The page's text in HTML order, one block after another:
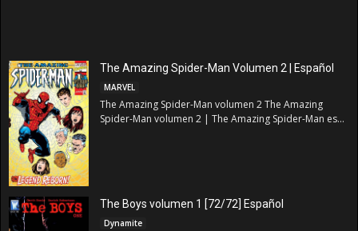
The Amazing Spider-Man Volumen 2 | Español
MARVEL
The Amazing Spider-Man volumen 2 The Amazing
Spider-Man volumen 2 | The Amazing Spider-Man es...
The Boys volumen 1 [72/72] Español
Dynamite